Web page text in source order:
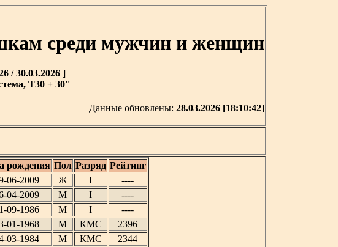
среди мужчин и женщин
/ 30.03.2026 ]
T30 + 30''
Данные обновлены: 28.03.2026 [18:10:42]
рождения Пол Разряд Рейтинг
06-2009 Ж I
----
04-2009 М I
----
09-1986 М I
----
01-1968 М КМС
2396
03-1984 М КМС
2344